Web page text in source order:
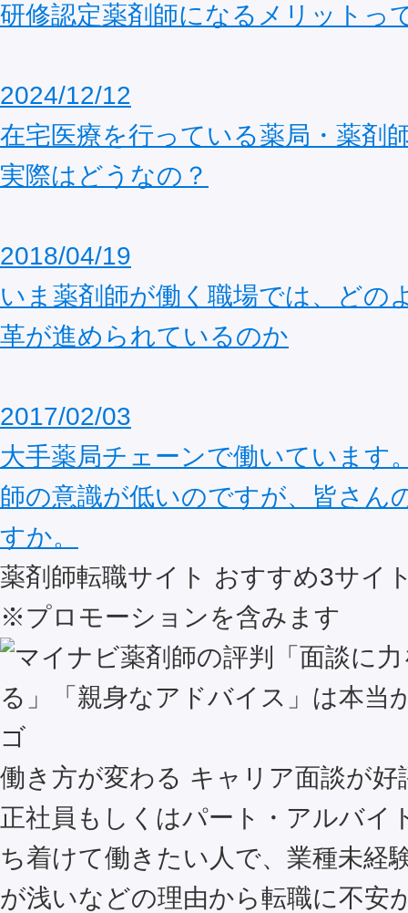
研修認定薬剤師になるメリットっ
2024/12/12
在宅医療を行っている薬局・薬剤
実際はどうなの？
2018/04/19
いま薬剤師が働く職場では、どの
革が進められているのか
2017/02/03
大手薬局チェーンで働いています
師の意識が低いのですが、皆さん
すか。
薬剤師転職サイト おすすめ3サイ
※プロモーションを含みます
働き方が変わる キャリア面談が好
正社員もしくはパート・アルバイ
ち着けて働きたい人で、業種未経
が浅いなどの理由から転職に不安